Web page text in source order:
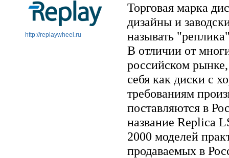
http://replaywheel.ru
Торговая марка
дизайны и
называть
В отличии от
российском
себя как диски с
требованиям
поставляются в
название Replica
2000 моделей
продаваемых в